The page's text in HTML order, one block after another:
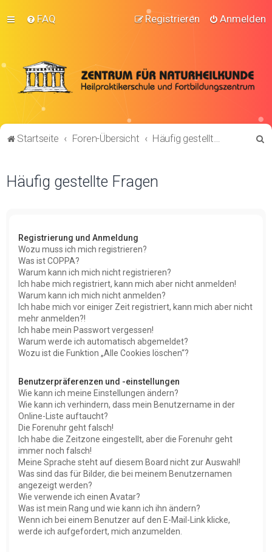
FAQ Anmelden
Registrieren
Startseite Foren-Übersicht Häufig gestellte Fragen
Häufig gestellte Fragen
Registrierung und Anmeldung
Wozu muss ich mich registrieren?
Was ist COPPA?
Warum kann ich mich nicht registrieren?
Ich habe mich registriert, kann mich aber nicht anmelden!
Warum kann ich mich nicht anmelden?
Ich habe mich vor einiger Zeit registriert, kann mich aber nicht
mehr anmelden?!
Ich habe mein Passwort vergessen!
Warum werde ich automatisch abgemeldet?
Wozu ist die Funktion „Alle Cookies löschen“?
Benutzerpräferenzen und -einstellungen
Wie kann ich meine Einstellungen ändern?
Wie kann ich verhindern, dass mein Benutzername in der
Online-Liste auftaucht?
Die Forenuhr geht falsch!
Ich habe die Zeitzone eingestellt, aber die Forenuhr geht
immer noch falsch!
Meine Sprache steht auf diesem Board nicht zur Auswahl!
Was sind das für Bilder, die bei meinem Benutzernamen
angezeigt werden?
Wie verwende ich einen Avatar?
Was ist mein Rang und wie kann ich ihn ändern?
Wenn ich bei einem Benutzer auf den E-Mail-Link klicke,
werde ich aufgefordert, mich anzumelden.